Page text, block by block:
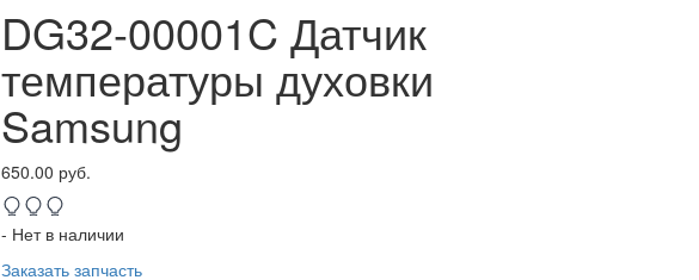
DG32-00001C Датчик
температуры духовки
Samsung
650.00 руб.
- Нет в наличии
Заказать запчасть